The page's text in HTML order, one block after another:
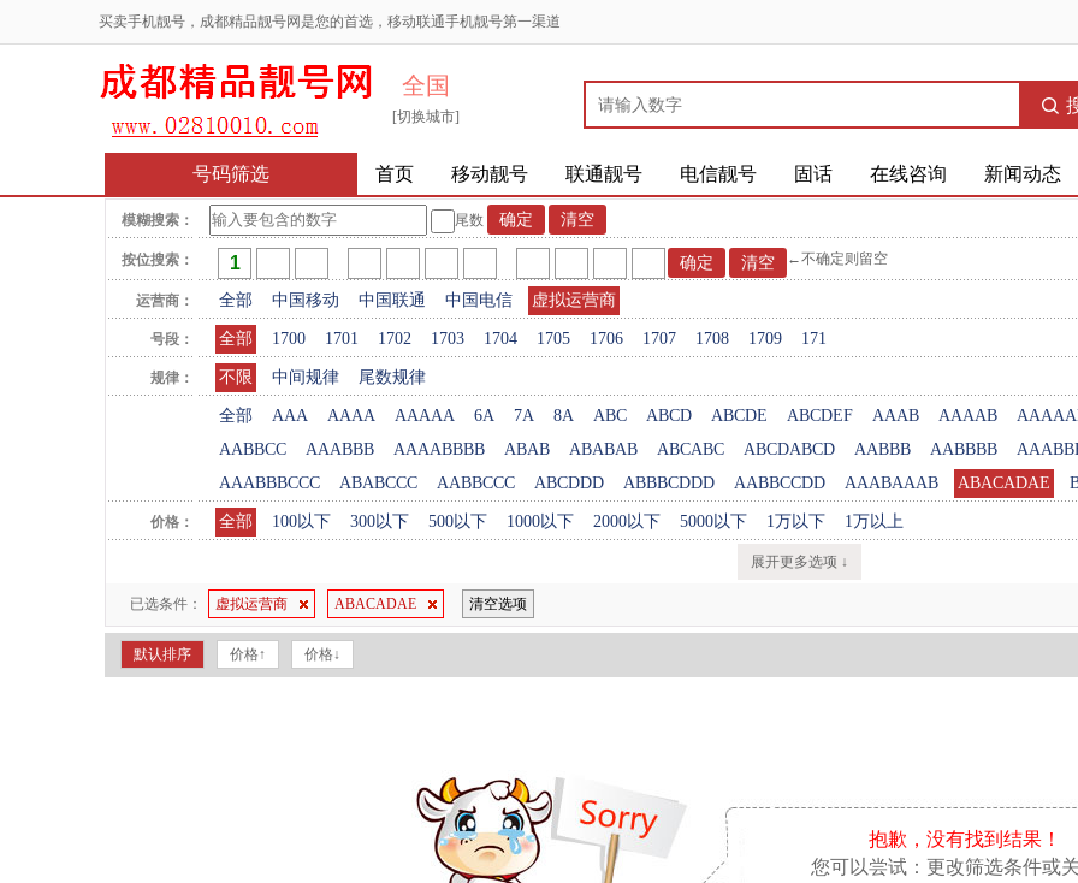
买卖手机靓号，成都精品靓号网是您的首选，移动联通手机靓号第一渠道
全国
[切换城市]
号码筛选 首页 移动靓号 联通靓号 电信靓号 固话 在线咨询 新闻动态
模糊搜索： 尾数
按位搜索： ←不确定则留空
运营商： 全部 中国移动 中国联通 中国电信 虚拟运营商
号段： 全部 1700 1701 1702 1703 1704 1705 1706 1707 1708 1709 171
规律： 不限 中间规律 尾数规律
全部 AAA AAAA AAAAA 6A 7A 8A ABC ABCD ABCDE ABCDEF AAAB AAAAB
AABBCC
AAABBB AAAABBBB ABAB ABABAB ABCABC ABCDABCD AABBB AABBBB
AAABBBCCC
ABABCCC AABBCCC ABCDDD ABBBCDDD AABBCCDD AAABAAAB ABACADAE
价格： 全部 100以下 300以下 500以下 1000以下 2000以下 5000以下 1万以下 1万以上
展开更多选项 ↓
已选条件： 虚拟运营商 ABACADAE 清空选项
默认排序 价格↑ 价格↓
抱歉，没有找到结果！
您可以尝试：更改筛选条件或